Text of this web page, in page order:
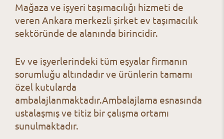
Mağaza ve işyeri taşımacılığı hizmeti de
veren Ankara merkezli şirket ev taşımacılık
sektöründe de alanında birincidir.
Ev ve işyerlerindeki tüm eşyalar firmanın
sorumluğu altındadır ve ürünlerin tamamı
özel kutularda
ambalajlanmaktadır.Ambalajlama esnasında
ustalaşmış ve titiz bir çalışma ortamı
sunulmaktadır.